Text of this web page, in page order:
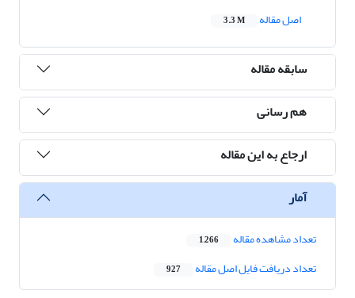
اصل مقاله
3.3 M
سابقه مقاله
هم رسانی
ارجاع به این مقاله
آمار
تعداد مشاهده مقاله 1,266
تعداد دریافت فایل اصل مقاله 927